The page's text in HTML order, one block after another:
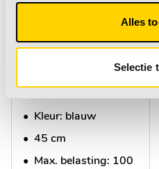
Alles
Selectie
Adviesprijs:€ 49,95
• Kleur: blauw
• 45 cm
• Max. belasting: 100